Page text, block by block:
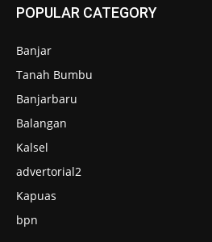
POPULAR CATEGORY
Banjar
Tanah Bumbu
Banjarbaru
Balangan
Kalsel
advertorial2
Kapuas
bpn